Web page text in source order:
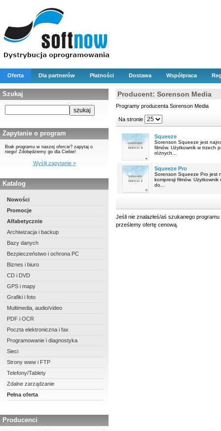
Oferta Dla partnerów Płatności Dostawa Współpraca
Szukaj
Zapytanie o program
Brak programu w naszej ofercie? zapytaj o
niego! Zdobędziemy go dla Ciebie!
Wyślij zapytanie »
Katalog
Nowości
Promocje
Alfabetycznie
Archiwizacja i backup
Bazy danych
Bezpieczeństwo i ochrona PC
Biznes i biuro
CD i DVD
GPS i mapy
Grafiki i foto
Multimedia, audio/video
PDF i OCR
Poczta elektroniczna i fax
Programowanie i diagnostyka
Sieci
Strony www i FTP
Telefony/Tablety
Zdalne zarządzanie
Pełna oferta
Producenci
Producent: Sorenson Media
Programy producenta Sorenson Media
Na stronie
Squeeze
Sorenson Squeeze jest
filmów. Użytkownik w trzech
różnych...
Squeeze Pro
Sorenson Squeeze Pro jest
kompresji filmów.
do...
Jeśli nie znalazłeś/aś szukanego
prześlemy ofertę cenową.